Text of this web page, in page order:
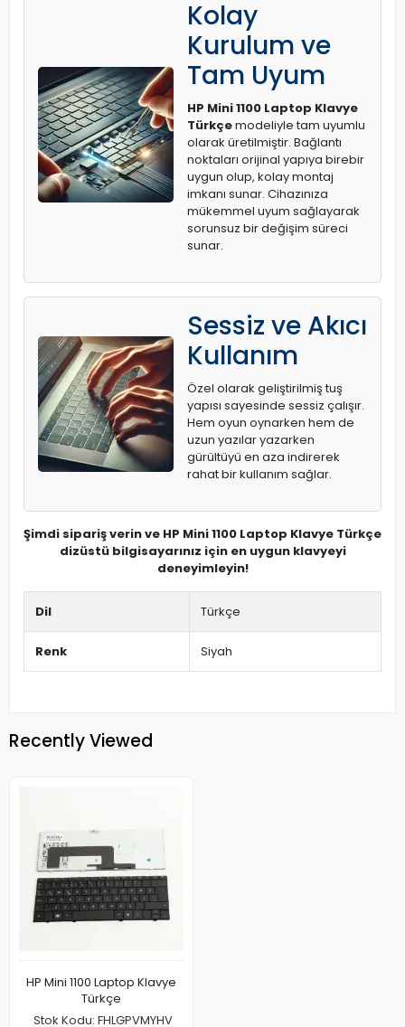
Kolay
Kurulum ve
Tam Uyum
HP Mini 1100 Laptop Klavye
Türkçemodeliyle tam uyumlu
olarak üretilmiştir. Bağlantı
noktaları orijinal yapıya birebir
uygun olup, kolay montaj
imkanı sunar. Cihazınıza
mükemmel uyum sağlayarak
sorunsuz bir değişim süreci
sunar.
Sessiz ve Akıcı
Kullanım
Özel olarak geliştirilmiş tuş
yapısı sayesinde sessiz çalışır.
Hem oyun oynarken hem de
uzun yazılar yazarken
gürültüyü en aza indirerek
rahat bir kullanım sağlar.
Şimdi sipariş verin ve HP Mini 1100 Laptop Klavye Türkçe
dizüstü bilgisayarınız için en uygun klavyeyi
deneyimleyin!
Dil Türkçe
Renk Siyah
Recently Viewed
HP Mini 1100 Laptop Klavye
Türkçe
Stok Kodu: FHLGPVMYHV